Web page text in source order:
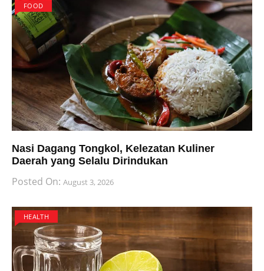
FOOD
Nasi Dagang Tongkol, Kelezatan Kuliner
Daerah yang Selalu Dirindukan
Posted On: August 3, 2026
HEALTH